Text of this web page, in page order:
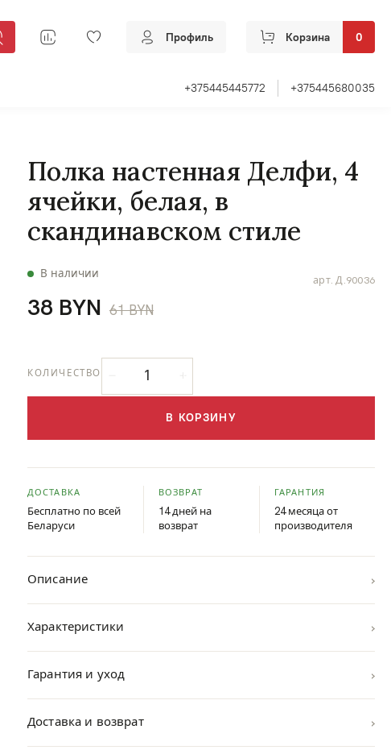
Профиль Корзина 0
+375445445772 +375445680035
арт.Д.90036
В наличии
Полка настенная Делфи, 4
ячейки, белая, в
скандинавском стиле
38 BYN 61 BYN
КОЛИЧЕСТВО
В КОРЗИНУ
ДОСТАВКА
Бесплатно по всей
Беларуси
ВОЗВРАТ
14 дней на
возврат
ГАРАНТИЯ
24 месяца от
производителя
Описание ›
Характеристики ›
Гарантия и уход ›
Доставка и возврат ›